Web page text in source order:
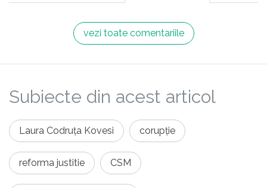
vezi toate comentariile
Subiecte din acest articol
Laura Codruța Kovesi corupție
reforma justitie CSM